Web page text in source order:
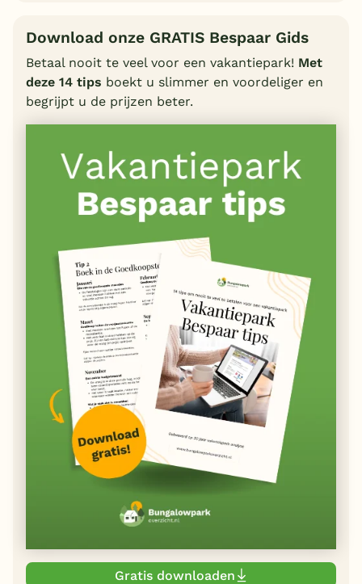
Download onze GRATIS Bespaar Gids
Betaal nooit te veel voor een vakantiepark! Met
deze 14 tips boekt u slimmer en voordeliger en
begrijpt u de prijzen beter.
Gratis downloaden